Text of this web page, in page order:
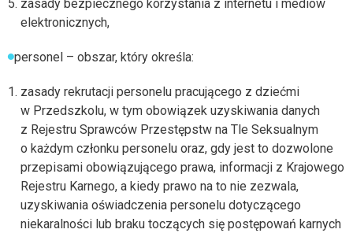
zasady bezpiecznego korzystania z internetu i mediów
elektronicznych,
personel – obszar, który określa:
zasady rekrutacji personelu pracującego z dziećmi
w Przedszkolu, w tym obowiązek uzyskiwania danych
z Rejestru Sprawców Przestępstw na Tle Seksualnym
o każdym członku personelu oraz, gdy jest to dozwolone
przepisami obowiązującego prawa, informacji z Krajowego
Rejestru Karnego, a kiedy prawo na to nie zezwala,
uzyskiwania oświadczenia personelu dotyczącego
niekaralności lub braku toczących się postępowań karnych